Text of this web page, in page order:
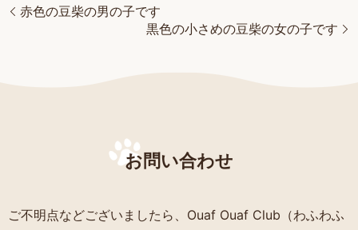
赤色の豆柴の男の子です
黒色の小さめの豆柴の女の子です
お問い合わせ
ご不明点などございましたら、Ouaf Ouaf Club（わふわふ